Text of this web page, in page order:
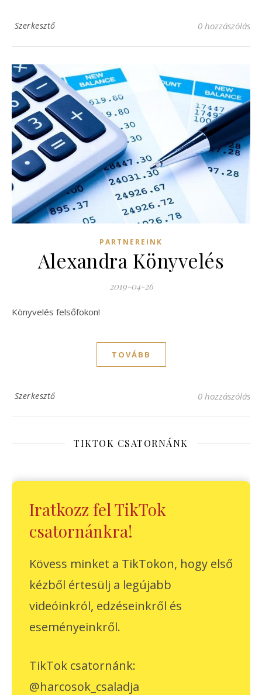
Szerkesztő 0 hozzászólás
PARTNEREINK
Alexandra Könyvelés
2019-04-26
Könyvelés felsőfokon!
TOVÁBB
Szerkesztő 0 hozzászólás
TIKTOK CSATORNÁNK
Iratkozz fel TikTok
csatornánkra!
Kövess minket a TikTokon, hogy első
kézből értesülj a legújabb
videóinkról, edzéseinkről és
eseményeinkről.
TikTok csatornánk:
@harcosok_csaladja